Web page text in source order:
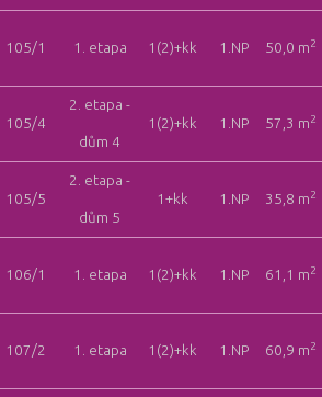
105/1 1. etapa 1(2)+kk 1.NP 50,0 m2
105/4
2. etapa -
dům 4
1(2)+kk 1.NP 57,3 m2
105/5
2. etapa -
dům 5
1+kk 1.NP 35,8 m2
106/1 1. etapa 1(2)+kk 1.NP 61,1 m2
107/2 1. etapa 1(2)+kk 1.NP 60,9 m2